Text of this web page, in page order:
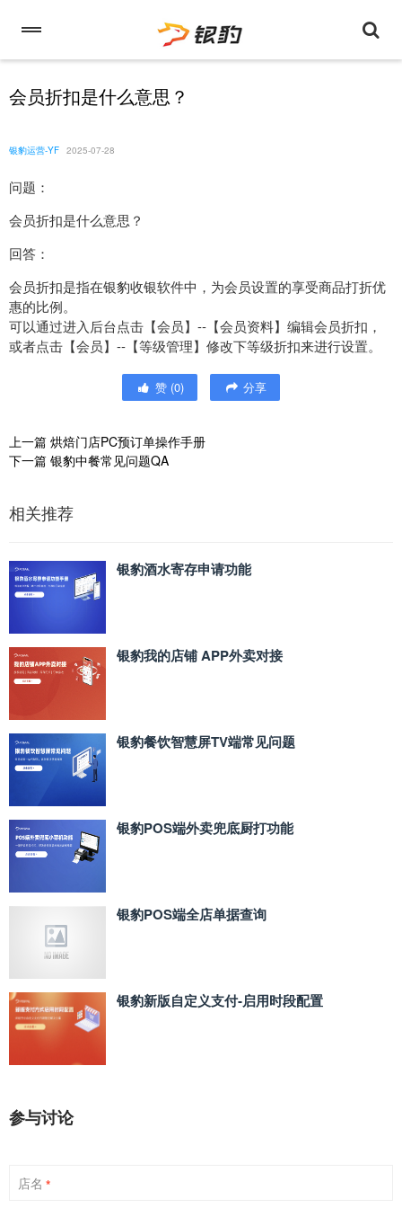
会员折扣是什么意思？
银豹运营-YF 2025-07-28
问题：
会员折扣是什么意思？
回答：
会员折扣是指在银豹收银软件中，为会员设置的享受商品打折优
惠的比例。
可以通过进入后台点击【会员】--【会员资料】编辑会员折扣，
或者点击【会员】--【等级管理】修改下等级折扣来进行设置。
赞 (0) 分享
上一篇 烘焙门店PC预订单操作手册
下一篇 银豹中餐常见问题QA
相关推荐
银豹酒水寄存申请功能
银豹我的店铺 APP外卖对接
银豹餐饮智慧屏TV端常见问题
银豹POS端外卖兜底厨打功能
银豹POS端全店单据查询
银豹新版自定义支付‑启用时段配置
参与讨论
店名 *